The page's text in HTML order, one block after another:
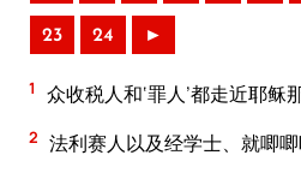
23 24 ►
1 众收税人和‘罪人’都走近耶稣
2 法利赛人以及经学士、就唧